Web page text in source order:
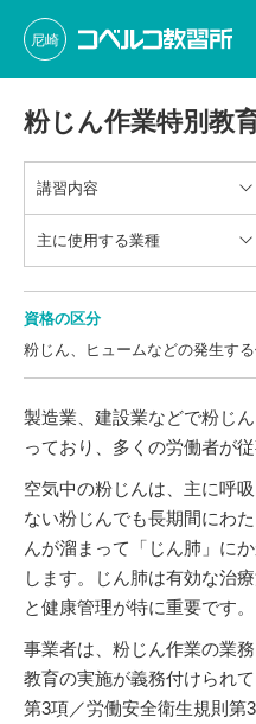
尼崎
粉じん作業特別教
講習内容
主に使用する業種
資格の区分
粉じん、ヒュームなどの発生す
製造業、建設業などで粉じ
っており、多くの労働者が従
空気中の粉じんは、主に呼
ない粉じんでも長期間にわ
んが溜まって「じん肺」に
します。じん肺は有効な治
と健康管理が特に重要です。
事業者は、粉じん作業の業
教育の実施が義務付けられ
第3項／労働安全衛生規則第